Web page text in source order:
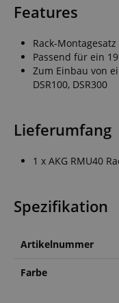
Features
Rack-Montagesatz
Passend für ein
Zum Einbau von
DSR100, DSR300
Lieferumfang
1 x AKG RMU40
Spezifikation
Artikelnummer
Farbe